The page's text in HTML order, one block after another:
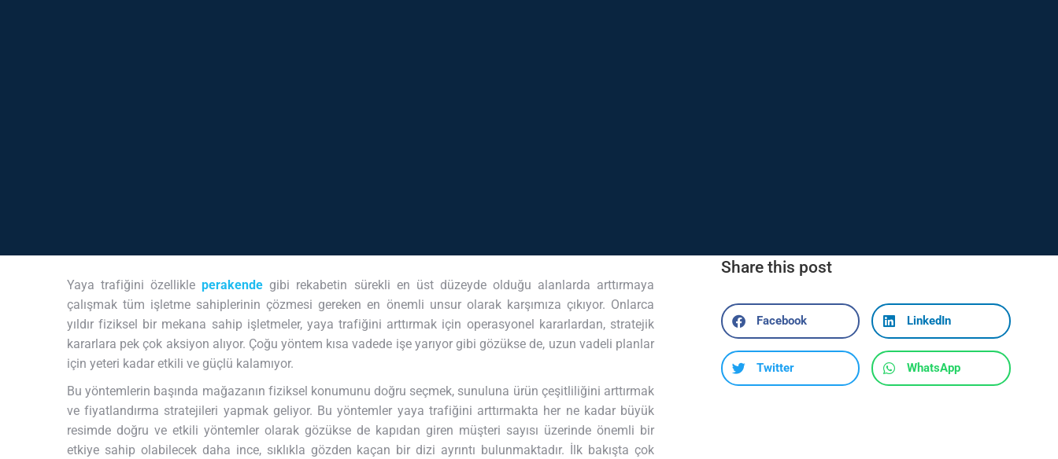
Yaya trafiğini özellikleperakendegibi rekabetin sürekli en üst düzeyde olduğu alanlarda arttırmaya
çalışmak tüm işletme sahiplerinin çözmesi gereken en önemli unsur olarak karşımıza çıkıyor. Onlarca
yıldır fiziksel bir mekana sahip işletmeler, yaya trafiğini arttırmak için operasyonel kararlardan, stratejik
kararlara pek çok aksiyon alıyor. Çoğu yöntem kısa vadede işe yarıyor gibi gözükse de, uzun vadeli planlar
için yeteri kadar etkili ve güçlü kalamıyor.
Bu yöntemlerin başında mağazanın fiziksel konumunu doğru seçmek, sunuluna ürün çeşitliliğini arttırmak
ve fiyatlandırma stratejileri yapmak geliyor. Bu yöntemler yaya trafiğini arttırmakta her ne kadar büyük
resimde doğru ve etkili yöntemler olarak gözükse de kapıdan giren müşteri sayısı üzerinde önemli bir
etkiye sahip olabilecek daha ince, sıklıkla gözden kaçan bir dizi ayrıntı bulunmaktadır. İlk bakışta çok
Share this post
Facebook LinkedIn
Twitter WhatsApp